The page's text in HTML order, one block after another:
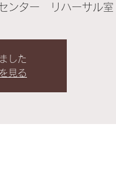
ンター リハーサル室
した
見る